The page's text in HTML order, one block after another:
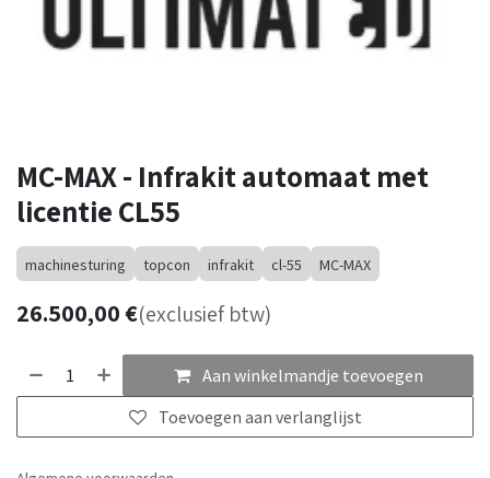
MC-MAX - Infrakit automaat met
licentie CL55
machinesturing topcon infrakit cl-55 MC-MAX
26.500,00€(exclusief btw)
Aan winkelmandje toevoegen
Toevoegen aan verlanglijst